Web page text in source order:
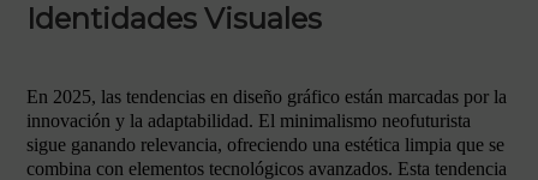
Identidades Visuales
En 2025, las tendencias en diseño gráfico están marcadas por la
innovación y la adaptabilidad. El minimalismo neofuturista
sigue ganando relevancia, ofreciendo una estética limpia que se
combina con elementos tecnológicos avanzados. Esta tendencia